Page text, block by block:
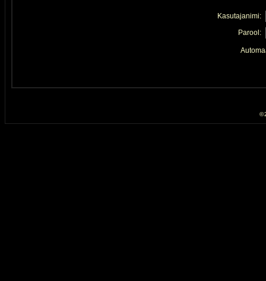
Kasutajanimi:
Parool:
©